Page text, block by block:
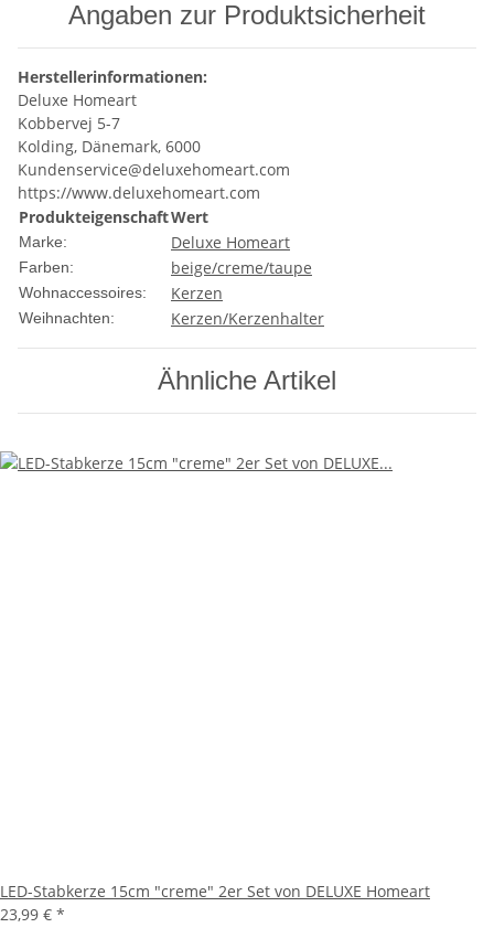
Angaben zur Produktsicherheit
Herstellerinformationen:
Deluxe Homeart
Kobbervej 5-7
Kolding, Dänemark, 6000
Kundenservice@deluxehomeart.com
https://www.deluxehomeart.com
ProdukteigenschaftWert
Marke: Deluxe Homeart
Farben: beige/creme/taupe
Wohnaccessoires: Kerzen
Weihnachten: Kerzen/Kerzenhalter
Ähnliche Artikel
LED-Stabkerze 15cm "creme" 2er Set von DELUXE Homeart
23,99 € *